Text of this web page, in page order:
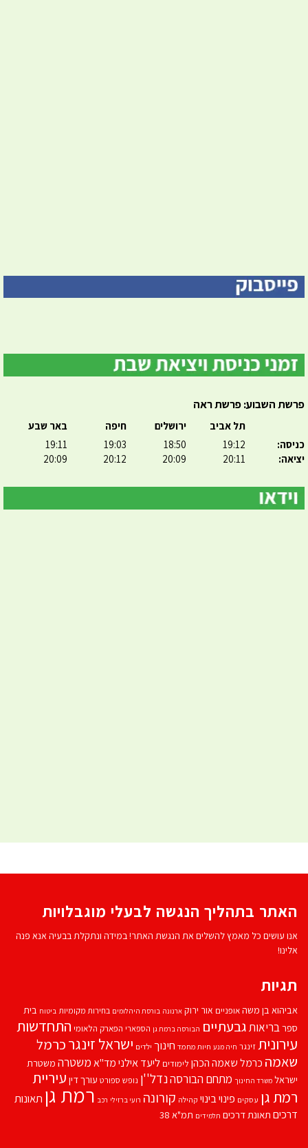
פרשת השבוע: פרשת ראה
כניסה:
יציאה:
תל אביב
19:12
20:11
ירושלים
18:50
20:09
חיפה
19:03
20:12
באר שבע
19:11
20:09
האתר בתהליך הנגשה לבעלי מוגבלויות
אנו עושים כל מאמץ להשלים את הנגשת האתר! במידה ונתקלת בבעיה אנא פנה
אלינו!
תגיות
אביהוא בן משהאופניים אור ירוק ארנונה בורסת היהלומים בחירות מקומיות ביטוח בית
ספרבריאותגבעתיים הבורסה ברמת גן הספארי הפארק הלאומי התחדשות
עירונית זינגר חיה מנע חיות מחמד חינוך ילדים ישראל זינגרכרמל
שאמה כרמל שאמה הכהן לימודים ליעד אילנימד''אמשטרה משטרת
ישראל משרד החינוך מתחם הבורסהנדל''ן נופש ספורט עורך דין עיריית
רמת גן עסקים פינוי בינוי קהילה קורונה רועי ברזילי רכב רמת גן תאונות
דרכים תאונת דרכים תלמידים תמ"א 38